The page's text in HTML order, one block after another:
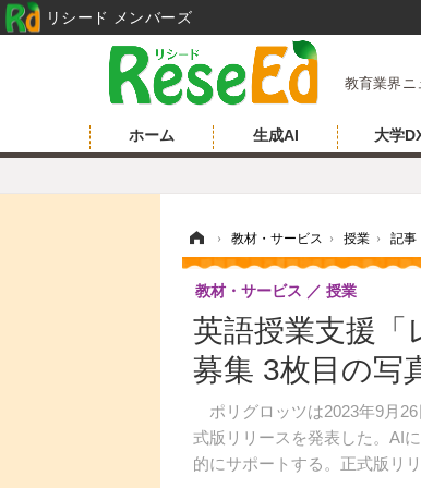
教育業界ニ
ホーム 生成AI 大学
› 教材・サービス › 授業 › 記事
英語授業支援「
募集 3枚目の写
ポリグロッツは2023年9月
式版リリースを発表した。AI
的にサポートする。正式版リ
教材・サービス 授業
リシード メンバーズ